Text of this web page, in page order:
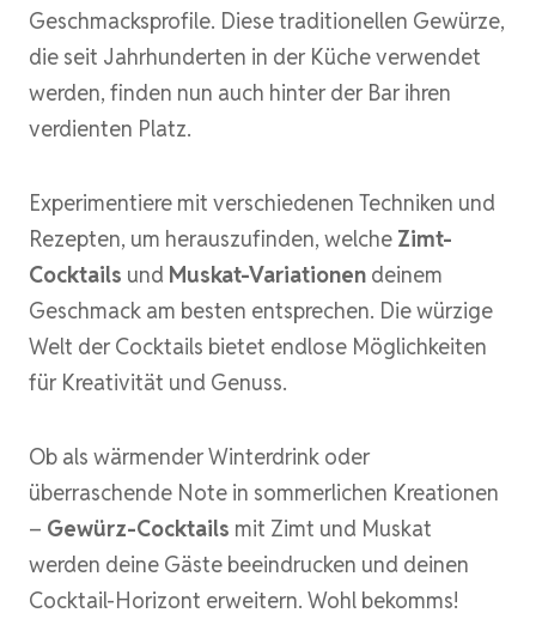
Geschmacksprofile. Diese traditionellen Gewürze,
die seit Jahrhunderten in der Küche verwendet
werden, finden nun auch hinter der Bar ihren
verdienten Platz.
Experimentiere mit verschiedenen Techniken und
Rezepten, um herauszufinden, welche Zimt-
Cocktails und Muskat-Variationen deinem
Geschmack am besten entsprechen. Die würzige
Welt der Cocktails bietet endlose Möglichkeiten
für Kreativität und Genuss.
Ob als wärmender Winterdrink oder
überraschende Note in sommerlichen Kreationen
– Gewürz-Cocktails mit Zimt und Muskat
werden deine Gäste beeindrucken und deinen
Cocktail-Horizont erweitern. Wohl bekomms!